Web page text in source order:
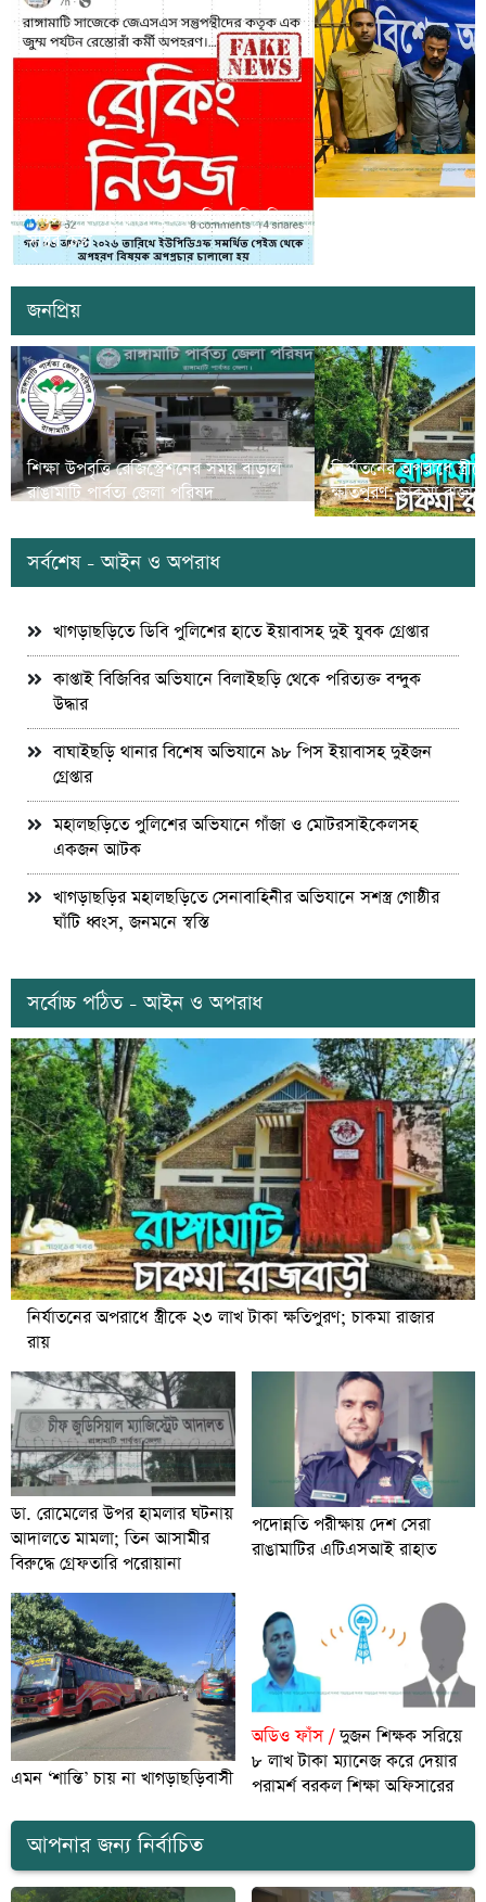
সাজেকে অপহরণের গুজব ছড়িয়ে বিভ্রান্তি
সৃষ্টির চেষ্টা
জনপ্রিয়
শিক্ষা উপবৃত্তি রেজিস্ট্রেশনের সময় বাড়াল
রাঙামাটি পার্বত্য জেলা পরিষদ
নির্যাতনের অপরাধে
ক্ষতিপুরণ; চাকমা
সর্বশেষ - আইন ও অপরাধ
খাগড়াছড়িতে ডিবি পুলিশের হাতে ইয়াবাসহ দুই যুবক গ্রেপ্তার
কাপ্তাই বিজিবির অভিযানে বিলাইছড়ি থেকে পরিত্যক্ত বন্দুক
উদ্ধার
বাঘাইছড়ি থানার বিশেষ অভিযানে ৯৮ পিস ইয়াবাসহ দুইজন
গ্রেপ্তার
মহালছড়িতে পুলিশের অভিযানে গাঁজা ও মোটরসাইকেলসহ
একজন আটক
খাগড়াছড়ির মহালছড়িতে সেনাবাহিনীর অভিযানে সশস্ত্র গোষ্ঠীর
ঘাঁটি ধ্বংস, জনমনে স্বস্তি
সর্বোচ্চ পঠিত - আইন ও অপরাধ
নির্যাতনের অপরাধে স্ত্রীকে ২৩ লাখ টাকা ক্ষতিপুরণ; চাকমা রাজার
রায়
ডা. রোমেলের উপর হামলার ঘটনায়
আদালতে মামলা; তিন আসামীর
বিরুদ্ধে গ্রেফতারি পরোয়ানা
পদোন্নতি পরীক্ষায় দেশ সেরা
রাঙামাটির এটিএসআই রাহাত
এমন ‘শান্তি’ চায় না খাগড়াছড়িবাসী
অডিও ফাঁস /দুজন শিক্ষক সরিয়ে
৮ লাখ টাকা ম্যানেজ করে দেয়ার
পরামর্শ বরকল শিক্ষা অফিসারের
আপনার জন্য নির্বাচিত